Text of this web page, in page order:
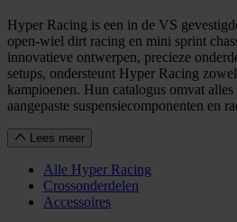
Hyper Racing is een in de VS
open-wiel dirt racing en mini sprint
innovatieve ontwerpen, precieze
setups, ondersteunt Hyper Racing
kampioenen. Hun catalogus omvat
aangepaste suspensiecomponenten en
Lees meer
Alle Hyper Racing
Crossonderdelen
Accessoires